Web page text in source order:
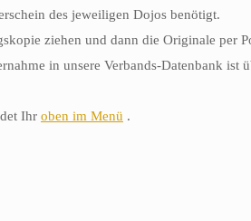
des jeweiligen Dojos benötigt.
ziehen und dann die Originale per
in unsere Verbands-Datenbank ist
Ihr oben im Menü .